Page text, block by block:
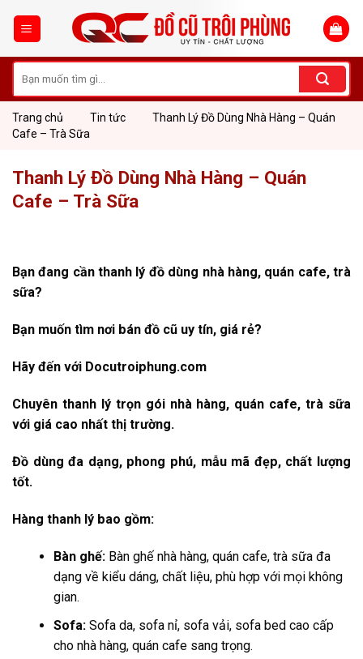
kiếm:
Trang chủ Tin tức
Thanh Lý Đồ Dùng Nhà Hàng – Quán
Cafe – Trà Sữa
Thanh Lý Đồ Dùng Nhà Hàng – Quán
Cafe – Trà Sữa
Bạn đang cần thanh lý đồ dùng nhà hàng, quán cafe, trà
sữa?
Bạn muốn tìm nơi bán đồ cũ uy tín, giá rẻ?
Hãy đến với Docutroiphung.com
Chuyên thanh lý trọn gói nhà hàng, quán cafe, trà sữa
với giá cao nhất thị trường.
Đồ dùng đa dạng, phong phú, mẫu mã đẹp, chất lượng
tốt.
Hàng thanh lý bao gồm:
Bàn ghế: Bàn ghế nhà hàng, quán cafe, trà sữa đa
dạng về kiểu dáng, chất liệu, phù hợp với mọi không
gian.
Sofa: Sofa da, sofa nỉ, sofa vải, sofa bed cao cấp
cho nhà hàng, quán cafe sang trọng.